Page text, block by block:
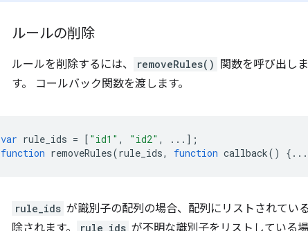
ルールの削除
ルールを削除するには、 removeRules()
関数を呼び出し
す。 コールバック関数を渡します。
var rule_ids = [ "id1" , "id2" ,
...];
function removeRules(rule_ids, function callback()
rule_ids が識別子の配列の場合、配列にリストされてい
除されます。
rule_ids が不明な識別子をリストしている